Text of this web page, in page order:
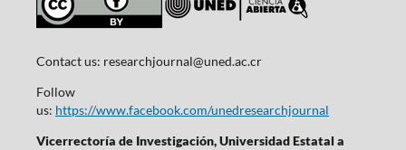
Contact us: researchjournal@uned.ac.cr
Follow
us: https://www.facebook.com/unedresearchjournal
Vicerrectoría de Investigación, Universidad Estatal a